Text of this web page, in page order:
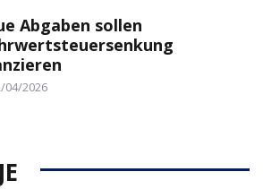
Abgaben sollen
04/2026